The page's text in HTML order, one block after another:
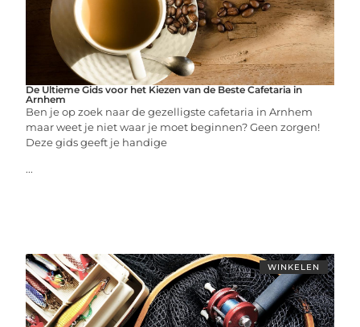
De Ultieme Gids voor het Kiezen van de Beste Cafetaria in
Arnhem
Ben je op zoek naar de gezelligste cafetaria in Arnhem
maar weet je niet waar je moet beginnen? Geen zorgen!
Deze gids geeft je handige
...
WINKELEN